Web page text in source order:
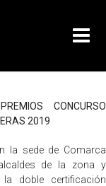
CONCURSO
2019
la sede de Comarca
de la zona y
doble certificación